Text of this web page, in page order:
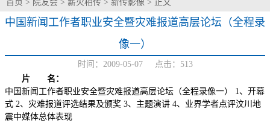
首页 > 院友会 > 薪火相传 > 新传影像 > 正文
中国新闻工作者职业安全暨灾难报道高层论坛（全程录
像一）
时间：2009-05-07 点击： 513
片 名：
中国新闻工作者职业安全暨灾难报道高层论坛（全程录像一） 1、开幕
式 2、灾难报道评选结果及颁奖 3、主题演讲 4、业界学者点评汶川地
震中媒体总体表现